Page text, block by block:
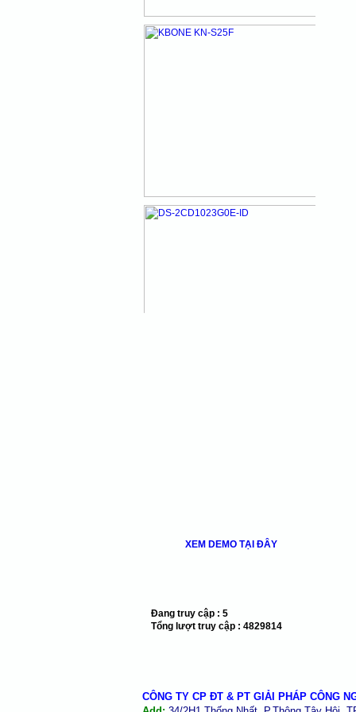
XEM DEMO TẠI ĐÂY
Đang truy cập : 5
Tổng lượt truy cập : 4829814
CÔNG TY CP ĐT & PT GIẢI PHÁP CÔNG